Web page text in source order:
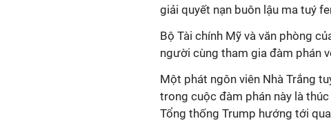
giải quyết nạn buôn lậu ma tuý
Bộ Tài chính Mỹ và văn phòng
người cùng tham gia đàm phán
Một phát ngôn viên Nhà Trắng
trong cuộc đàm phán này là
Tổng thống Trump hướng tới